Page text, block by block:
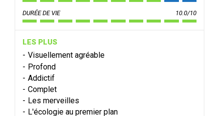
DURÉE DE VIE 10.0/10
LES PLUS
Visuellement agréable
Profond
Addictif
Complet
Les merveilles
L'écologie au premier plan